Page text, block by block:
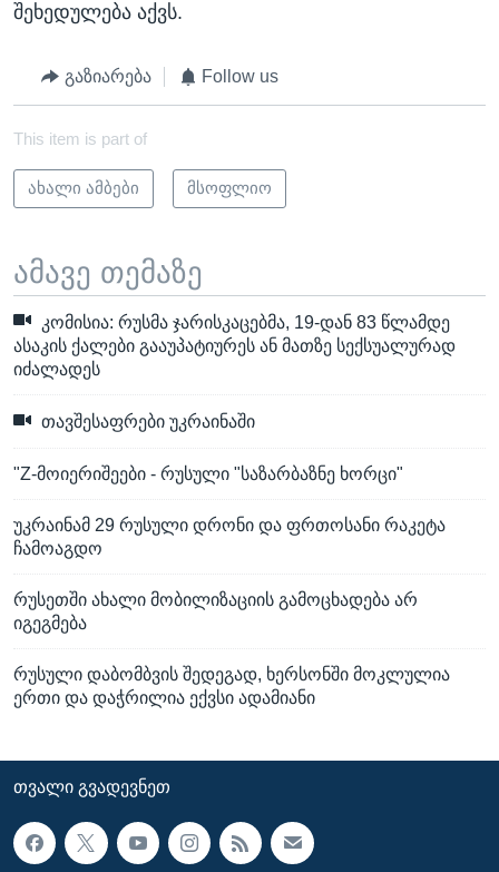
შეხედულება აქვს.
გაზიარება Follow us
This item is part of
ახალი ამბები მსოფლიო
ამავე თემაზე
კომისია: რუსმა ჯარისკაცებმა, 19-დან 83 წლამდე
ასაკის ქალები გააუპატიურეს ან მათზე სექსუალურად
იძალადეს
თავშესაფრები უკრაინაში
"Z-მოიერიშეები - რუსული "საზარბაზნე ხორცი"
უკრაინამ 29 რუსული დრონი და ფრთოსანი რაკეტა
ჩამოაგდო
რუსეთში ახალი მობილიზაციის გამოცხადება არ
იგეგმება
რუსული დაბომბვის შედეგად, ხერსონში მოკლულია
ერთი და დაჭრილია ექვსი ადამიანი
ᲗᲕᲐᲚᲘ ᲒᲕᲐᲓᲔᲕᲜᲔᲗ